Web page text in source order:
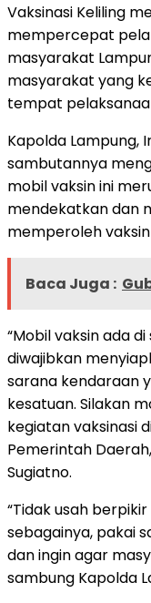
Vaksinasi Keliling
mempercepat
masyarakat
masyarakat yang
tempat
Kapolda Lampung,
sambutannya
mobil vaksin ini
mendekatkan dan
memperoleh vaksin
Baca Juga :
“Mobil vaksin ada
diwajibkan
sarana kendaraan
kesatuan. Silakan
kegiatan vaksinasi
Pemerintah
Sugiatno.
“Tidak usah
sebagainya, pakai
dan ingin agar
sambung Kapolda